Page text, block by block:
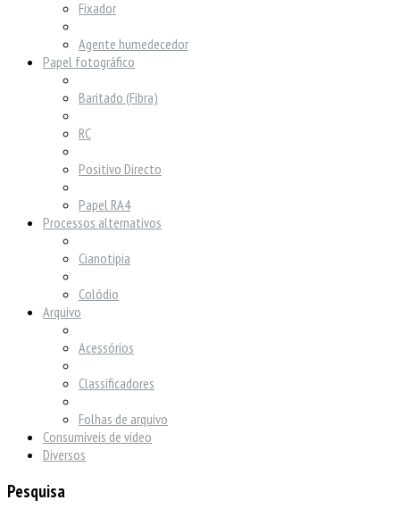
Fixador
Agente humedecedor
Papel fotográfico
Baritado (Fibra)
RC
Positivo Directo
Papel RA4
Processos alternativos
Cianotipia
Colódio
Arquivo
Acessórios
Classificadores
Folhas de arquivo
Consumíveis de vídeo
Diversos
Pesquisa